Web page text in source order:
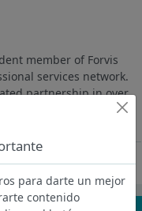
member of Forvis
services network.
partnership in over
in audit, tax and...
Oferta desactivada
para darte un mejor
contenido